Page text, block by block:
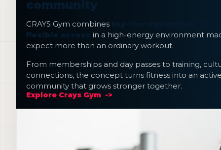
community
CRAYS Gym combines
flexible access
in a high-energy environment
expect more than an ordinary workout.
From memberships and day passes to training,
connections, the concept turns fitness into an
community that grows stronger together.
Explore Crays Gym